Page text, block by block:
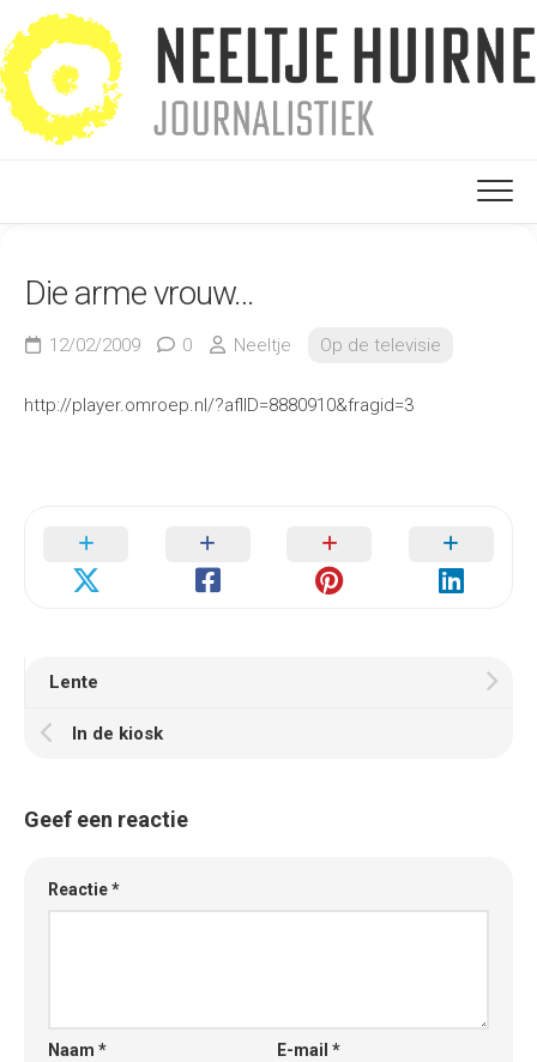
naar
de
inhoud
Die arme vrouw…
12/02/2009 0 Neeltje Op de televisie
http://player.omroep.nl/?aflID=8880910&fragid=3
Lente
In de kiosk
Geef een reactie
Reactie*
Naam * E-mail*